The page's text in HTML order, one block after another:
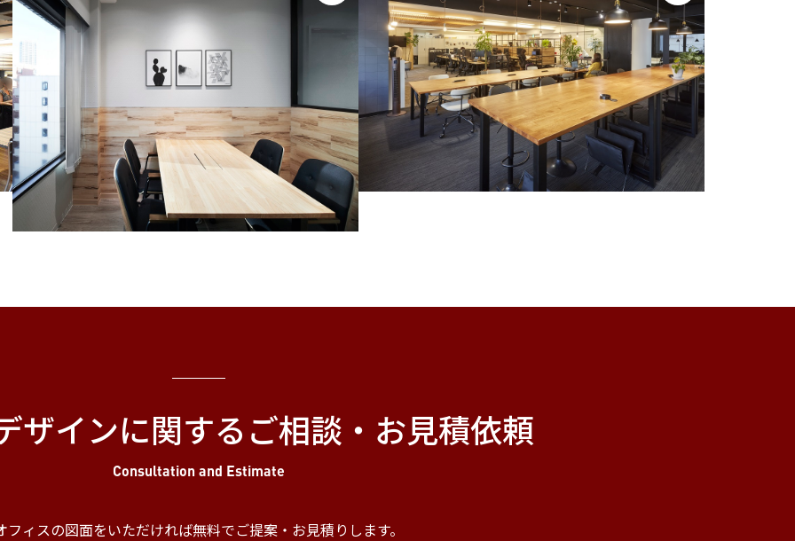
ザインに関するご相談・お見積依頼
Consultation and Estimate
フィスの図面をいただければ無料でご提案・ お見積りします。